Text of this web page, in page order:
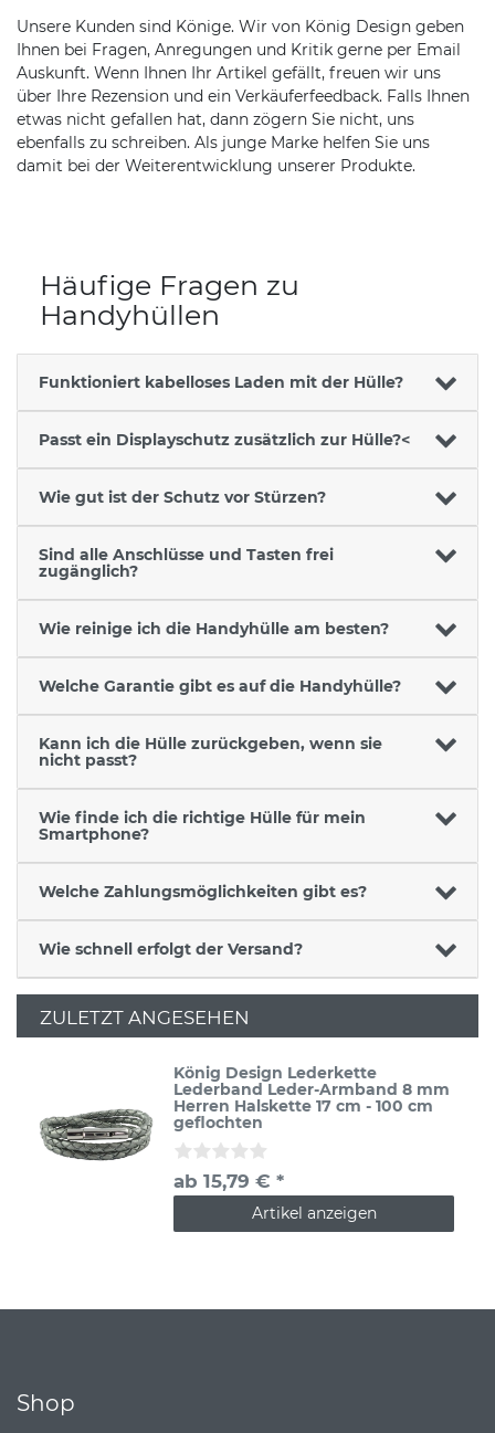
Unsere Kunden sind Könige. Wir von König Design geben
Ihnen bei Fragen, Anregungen und Kritik gerne per Email
Auskunft. Wenn Ihnen Ihr Artikel gefällt, freuen wir uns
über Ihre Rezension und ein Verkäuferfeedback. Falls Ihnen
etwas nicht gefallen hat, dann zögern Sie nicht, uns
ebenfalls zu schreiben. Als junge Marke helfen Sie uns
damit bei der Weiterentwicklung unserer Produkte.
Häufige Fragen zu
Handyhüllen
Funktioniert kabelloses Laden mit der Hülle?
Passt ein Displayschutz zusätzlich zur Hülle?<
Wie gut ist der Schutz vor Stürzen?
Sind alle Anschlüsse und Tasten frei
zugänglich?
Wie reinige ich die Handyhülle am besten?
Welche Garantie gibt es auf die Handyhülle?
Kann ich die Hülle zurückgeben, wenn sie
nicht passt?
Wie finde ich die richtige Hülle für mein
Smartphone?
Welche Zahlungsmöglichkeiten gibt es?
Wie schnell erfolgt der Versand?
ZULETZT ANGESEHEN
König Design Lederkette
Lederband Leder-Armband 8 mm
Herren Halskette 17 cm - 100 cm
geflochten
ab 15,79 € *
Artikel anzeigen
Shop